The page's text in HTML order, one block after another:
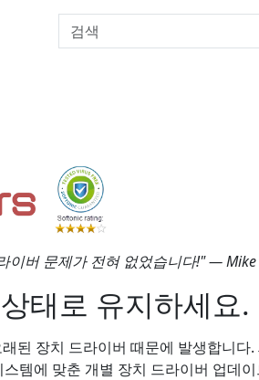
이버 문제가 전혀 없었습니다!" — Mike
태로 유지하세요.
된 장치 드라이버 때문에 발생합니다.
템에 맞춘 개별 장치 드라이버 업데이